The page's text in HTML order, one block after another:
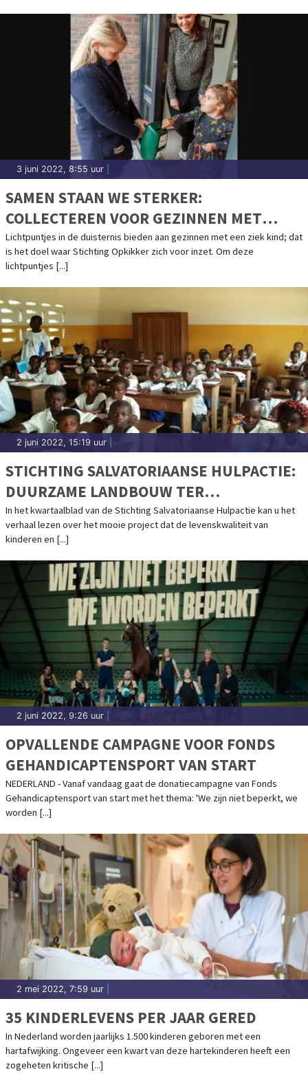
3 juni 2022, 8:55 uur
SAMEN STAAN WE STERKER:
COLLECTEREN VOOR GEZINNEN MET
ZIEKE KINDEREN IN NEDERLAND!
Lichtpuntjes in de duisternis bieden aan gezinnen met een ziek kind; dat
is het doel waar Stichting Opkikker zich voor inzet. Om deze
lichtpuntjes [...]
2 juni 2022, 15:19 uur
STICHTING SALVATORIAANSE HULPACTIE:
DUURZAME LANDBOUW TER
BESCHERMING VAN HET REGENWOUD
In het kwartaalblad van de Stichting Salvatoriaanse Hulpactie kan u het
verhaal lezen over het mooie project dat de levenskwaliteit van
kinderen en [...]
2 juni 2022, 9:26 uur
OPVALLENDE CAMPAGNE VOOR FONDS
GEHANDICAPTENSPORT VAN START
NEDERLAND - Vanaf vandaag gaat de donatiecampagne van Fonds
Gehandicaptensport van start met het thema: 'We zijn niet beperkt, we
worden [...]
2 mei 2022, 7:59 uur
35 KINDERLEVENS PER JAAR GERED
In Nederland worden jaarlijks 1.500 kinderen geboren met een
hartafwijking. Ongeveer een kwart van deze hartekinderen heeft een
zogeheten kritische [...]